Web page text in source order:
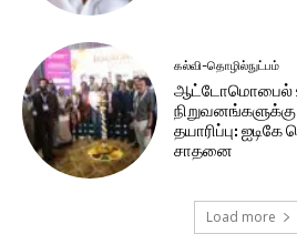
கல்வி-தொழில்நுட்பம்
ஆட்டோமொபைல்
தயாரிப்பு:
சாதனை
Load more